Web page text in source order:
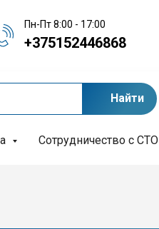
Пн-Пт 8:00 - 17:00
+375152446868
Найти
Сотрудничество с СТО